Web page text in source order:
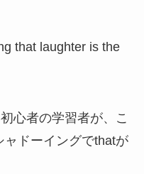
that laughter is the
心者の学習者が、こ
ドーイングでthatが